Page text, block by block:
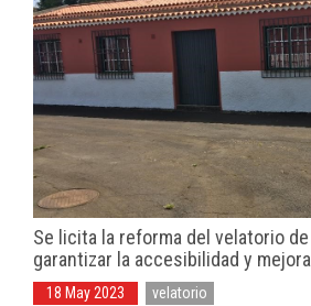
Se licita la reforma del velatorio de
garantizar la accesibilidad y
18 May 2023 velatorio